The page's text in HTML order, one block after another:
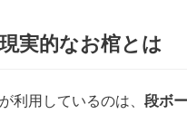
実的なお棺とは
利用しているのは、 段ボ